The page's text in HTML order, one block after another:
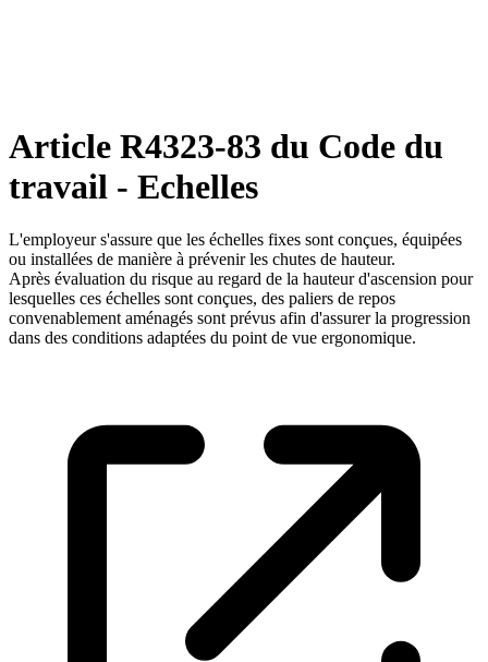
Article R4323-83 du Code du
travail - Echelles
L'employeur s'assure que les échelles fixes sont conçues, équipées
ou installées de manière à prévenir les chutes de hauteur.
Après évaluation du risque au regard de la hauteur d'ascension pour
lesquelles ces échelles sont conçues, des paliers de repos
convenablement aménagés sont prévus afin d'assurer la progression
dans des conditions adaptées du point de vue ergonomique.